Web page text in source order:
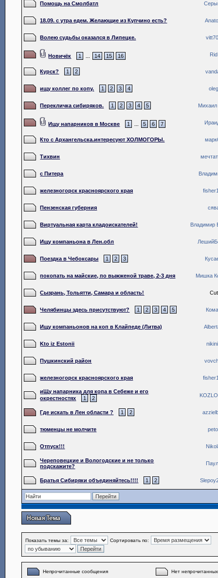
Помощь на Смолбатл
18.09. с утра едем. Желающие из Купчино есть?
Волею судьбы оказался в Липецке.
Новичёк 1 14 15 16 Rid
Курск? 1 2
ищу коллег по копу. 1 2 3 4
Перекличка сибиряков. 1 2 3 4 5
Ищу напарников в Москве 1 5 6 7
Кто с Архангельска.интересуют ХОЛМОГОРЫ.
Тихвин
с Питера
железногорск красноярского края
Пензенская губерния
Виртуальная карта кладоискателей! Владимир
Ищу компаньона в Лен.обл
Поездка в Чебоксары 1 2 3
покопать на майские, по выжженой траве, 2-3 дня Мишка
Сызрань, Тольятти, Самара и область! Cut
Челябинцы здесь присутствуют? 1 2 3 4 5
Ищу компаньонов на коп в Клайпеде (Литва)
Kto iz Estonii
Пушкинский район
железногорск красноярского края
иЩу напарника для копа в Себеже и его
окрестностях
1 2
Где искать в Лен области ? 1 2
тюменцы не молчите
Отпуск!!!
Череповецкие и Вологодские и не только
подскажите?
Братья Сибиряки объединяйтесь!!!! 1 2
Показать темы за: Сортировать по:
Непрочитанные сообщения Нет